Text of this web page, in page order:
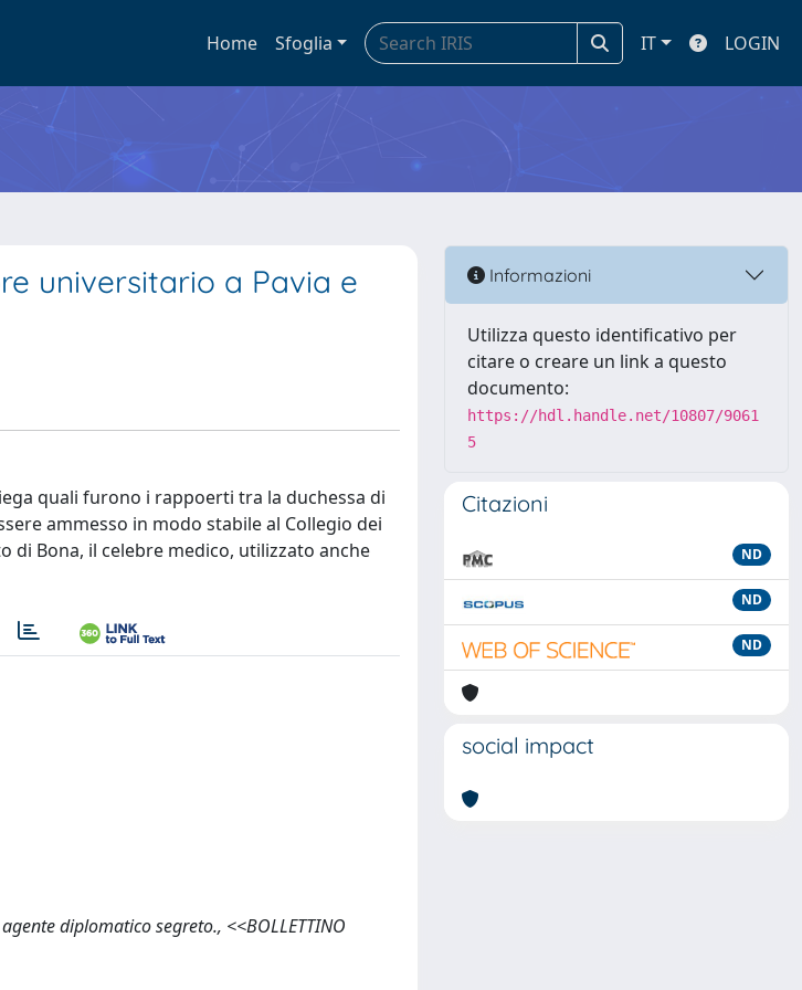
Home Sfoglia IT LOGIN
universitario a Pavia e
quali furono i rappoerti tra la duchessa di
ammesso in modo stabile al Collegio dei
di Bona, il celebre medico, utilizzato anche
diplomatico segreto., <<BOLLETTINO
Informazioni
Utilizza questo identificativo per
citare o creare un link a questo
documento:
https://hdl.handle.net/10807/9061
5
Citazioni
ND
ND
ND
social impact